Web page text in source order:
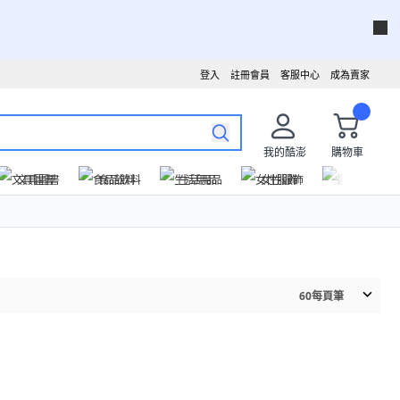
成為賣家
客服中心
註冊會員
登入
我的酷澎
購物車
文具圖書
食品飲料 生活用品 女性服飾
60每頁筆